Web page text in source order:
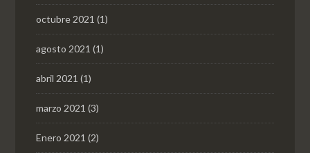
octubre 2021 (1)
agosto 2021 (1)
abril 2021 (1)
marzo 2021 (3)
Enero 2021 (2)